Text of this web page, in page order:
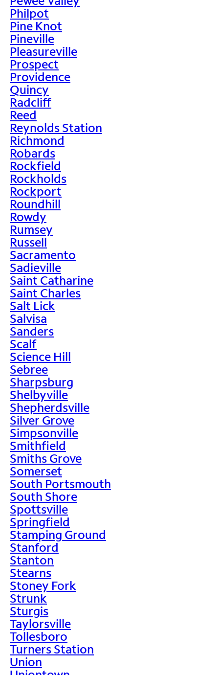
Philpot
Pine Knot
Pineville
Pleasureville
Prospect
Providence
Quincy
Radcliff
Reed
Reynolds Station
Richmond
Robards
Rockfield
Rockholds
Rockport
Roundhill
Rowdy
Rumsey
Russell
Sacramento
Sadieville
Saint Catharine
Saint Charles
Salt Lick
Salvisa
Sanders
Scalf
Science Hill
Sebree
Sharpsburg
Shelbyville
Shepherdsville
Silver Grove
Simpsonville
Smithfield
Smiths Grove
Somerset
South Portsmouth
South Shore
Spottsville
Springfield
Stamping Ground
Stanford
Stanton
Stearns
Stoney Fork
Strunk
Sturgis
Taylorsville
Tollesboro
Turners Station
Union